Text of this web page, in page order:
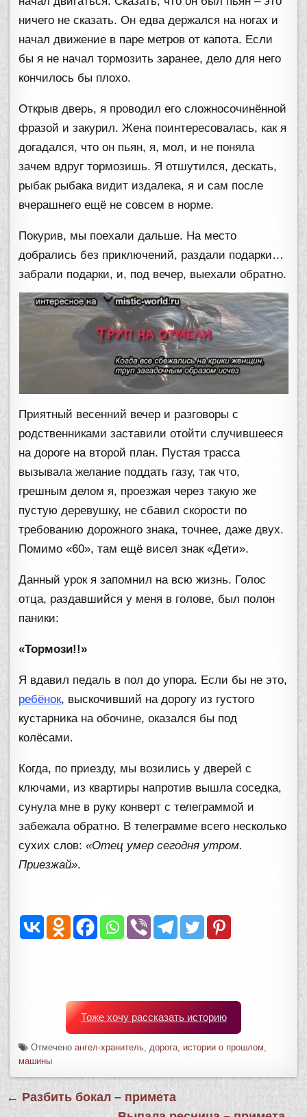
ничего не сказать. Он едва держался на ногах и
начал движение в паре метров от капота. Если
бы я не начал тормозить заранее, дело для него
кончилось бы плохо.
Открыв дверь, я проводил его сложносочинённой
фразой и закурил. Жена поинтересовалась, как я
догадался, что он пьян, я, мол, и не поняла
зачем вдруг тормозишь. Я отшутился, дескать,
рыбак рыбака видит издалека, я и сам после
вчерашнего ещё не совсем в норме.
Покурив, мы поехали дальше. На место
добрались без приключений, раздали подарки…
забрали подарки, и, под вечер, выехали обратно.
Приятный весенний вечер и разговоры с
родственниками заставили отойти случившееся
на дороге на второй план. Пустая трасса
вызывала желание поддать газу, так что,
грешным делом я, проезжая через такую же
пустую деревушку, не сбавил скорости по
требованию дорожного знака, точнее, даже двух.
Помимо «60», там ещё висел знак «Дети».
Данный урок я запомнил на всю жизнь. Голос
отца, раздавшийся у меня в голове, был полон
паники:
«Тормози!!»
Я вдавил педаль в пол до упора. Если бы не это,
ребёнок, выскочивший на дорогу из густого
кустарника на обочине, оказался бы под
колёсами.
Когда, по приезду, мы возились у дверей с
ключами, из квартиры напротив вышла соседка,
сунула мне в руку конверт с телеграммой и
забежала обратно. В телеграмме всего несколько
сухих слов:«Отец умер сегодня утром.
Приезжай».
Тоже хочу рассказать историю
Отмеченоангел-хранитель дорога истории о прошлом
машины
Навигация
← Разбить бокал – примета